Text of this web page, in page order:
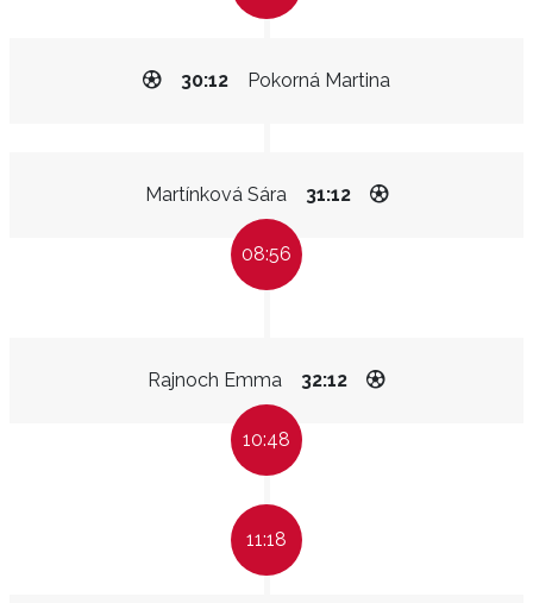
Pokorná Martina
30:12
Martínková Sára 31:12
08:56
Rajnoch Emma 32:12
10:48
11:18